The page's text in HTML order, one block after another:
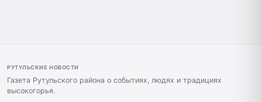
РУТУЛЬСКИЕ НОВОСТИ
Газета Рутульского района о событиях, людях и традициях
высокогорья.